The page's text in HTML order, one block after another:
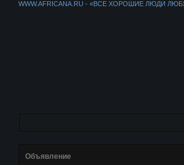
WWW.AFRICANA.RU - «ВСЕ ХОРОШИЕ ЛЮДИ
Объявление